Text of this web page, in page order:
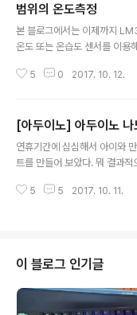
데 내가 구입한 것은 1km 정도
고하는 안테나 달린 버전이다.
이 공유기와 같은 2.4Ghz 대
능하다. 하나의 마스터가 슬레
범위의 온도측정
본 블로그에서는 이제까지
온도 또는 온습도 센서를 이용
에는 부족함이 있었다. 물론 -
는 측정이 아예 불가능하다.
라는 센서가 있다. 겉 모습은
양이다. 온도에 따른 전압의
가격으로 구입이 가능하며
5 0 2017. 10. 12.
[아두이노] 아두이노 나
연휴기간에 심심해서 아이와
트를 만들어 보았다. 뭐 결과
는 앞으로 잘 나아가지 않았다)
된다. 아두이노에는 PWM 으
추진력을 조절하고 서보모터
다. 이에 대한 참고는..
5 5 2017. 10. 11.
이 블로그 인기글